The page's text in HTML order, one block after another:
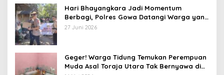
Hari Bhayangkara Jadi Momentum
Berbagi, Polres Gowa Datangi Warga yang
Membutuhkan
27 Juni 2026
Geger! Warga Tidung Temukan Perempuan
Muda Asal Toraja Utara Tak Bernyawa di